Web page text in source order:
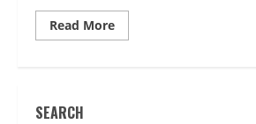
Read MoreRead
more
SEARCH